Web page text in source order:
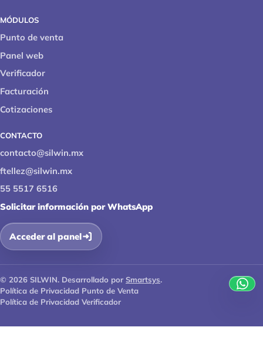
MÓDULOS
Punto de venta
Panel web
Verificador
Facturación
Cotizaciones
CONTACTO
contacto@silwin.mx
ftellez@silwin.mx
55 5517 6516
Solicitar información por WhatsApp
Acceder al panel
© 2026 SILWIN. Desarrollado por Smartsys.
Política de Privacidad Punto de Venta
Política de Privacidad Verificador